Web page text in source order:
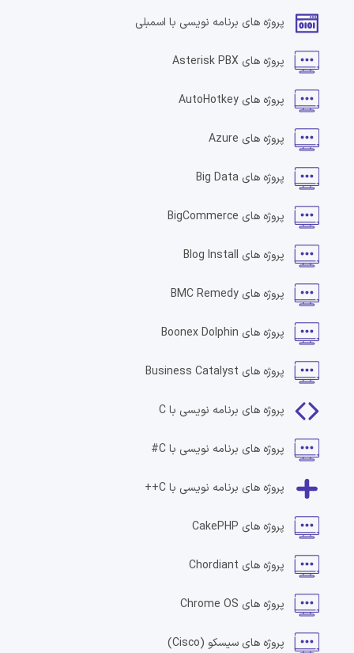
پروژه های برنامه نویسی با اسمبلی
پروژه های Asterisk PBX
پروژه های AutoHotkey
پروژه های Azure
پروژه های Big Data
پروژه های BigCommerce
پروژه های Blog Install
پروژه های BMC Remedy
پروژه های Boonex Dolphin
پروژه های Business Catalyst
پروژه های برنامه نویسی با C
پروژه های برنامه نویسی با C#
پروژه های برنامه نویسی با C++
پروژه های CakePHP
پروژه های Chordiant
پروژه های Chrome OS
پروژه های سیسکو (Cisco)